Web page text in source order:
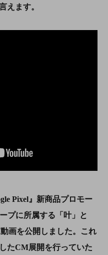
えます。
Pixel』新商品プロモー
プに所属する「叶」と
動画を公開しました。これ
たCM展開を行っていた